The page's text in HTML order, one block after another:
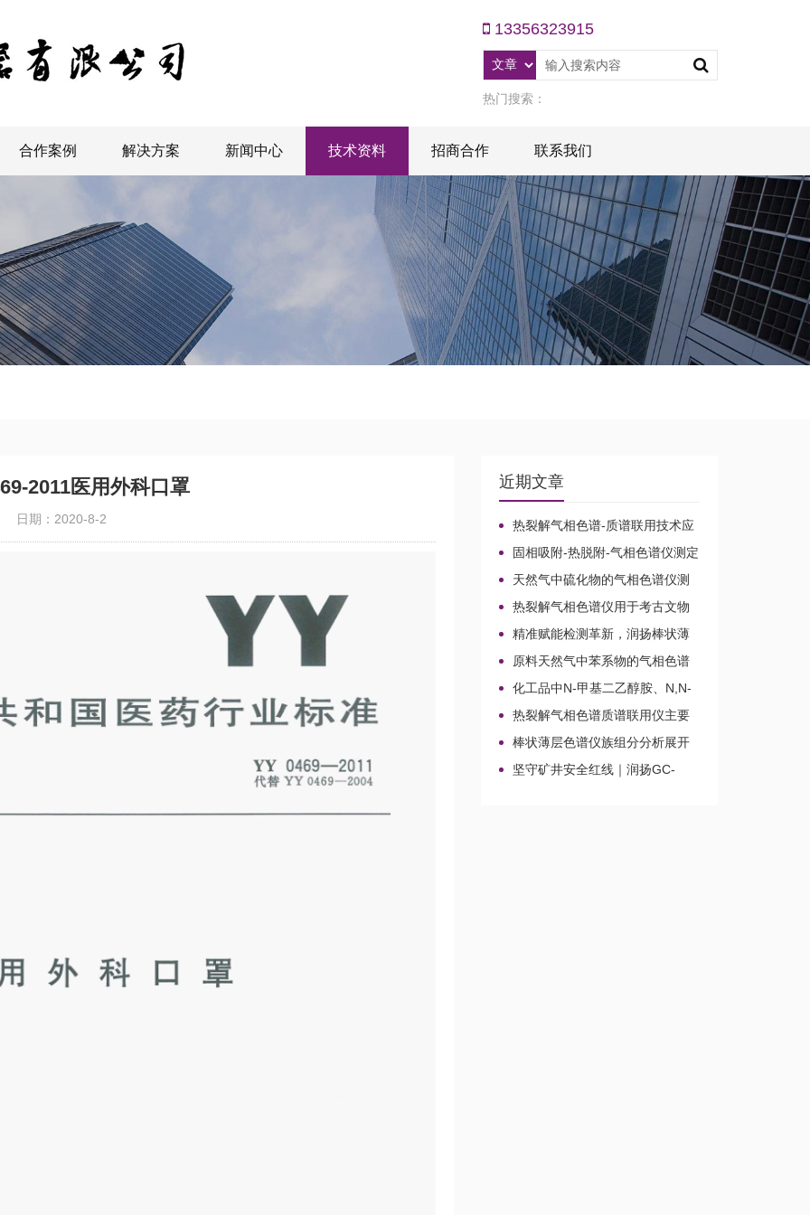
13356323915
热门搜索：
合作案例 解决方案 新闻中心 技术资料 招商合作 联系我们
2011医用外科口罩
日期：2020-8-2
近期文章
热裂解气相色谱-质谱联用技术应
用于贝叶经木质纤维素的微生物降
解机理
固相吸附-热脱附-气相色谱仪测定
无组织排放空气中15种乙酸酯类化
合物的含量
天然气中硫化物的气相色谱仪测
定方法比较及分析方法新技术
热裂解气相色谱仪用于考古文物
鉴定和古建筑材料分析
精准赋能检测革新，润扬棒状薄
层色谱仪铸就国产分析新标杆
原料天然气中苯系物的气相色谱
仪分析路线
化工品中N-甲基二乙醇胺、N,N-
二甲基乙醇胺、N-乙基二乙醇胺和
三乙醇胺的气相色谱仪测定
热裂解气相色谱质谱联用仪主要
应用领域
棒状薄层色谱仪族组分分析展开
剂的选择
坚守矿井安全红线｜润扬GC-